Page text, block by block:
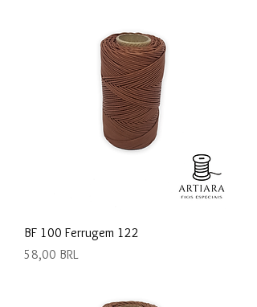
BF 100 Ferrugem 122
Precio
58,00 BRL